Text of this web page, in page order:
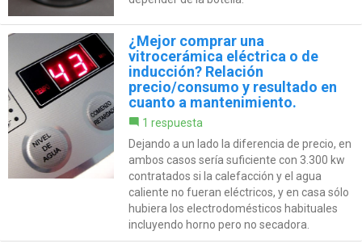
¿Mejor comprar una
vitrocerámica eléctrica o de
inducción? Relación
precio/consumo y resultado en
cuanto a mantenimiento.
1 respuesta
Dejando a un lado la diferencia de precio, en
ambos casos sería suficiente con 3.300 kw
contratados si la calefacción y el agua
caliente no fueran eléctricos, y en casa sólo
hubiera los electrodomésticos habituales
incluyendo horno pero no secadora.